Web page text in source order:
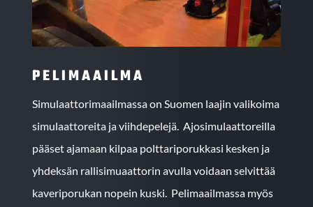
PELIMAAILMA
Simulaattorimaailmassa on Suomen laajin valikoima
simulaattoreita ja viihdepelejä. Ajosimulaattoreilla
pääset ajamaan kilpaa polttariporukkasi kesken ja
yhdeksän rallisimuaattorin avulla voidaan selvittää
kaveriporukan nopein kuski. Pelimaailmassa myös